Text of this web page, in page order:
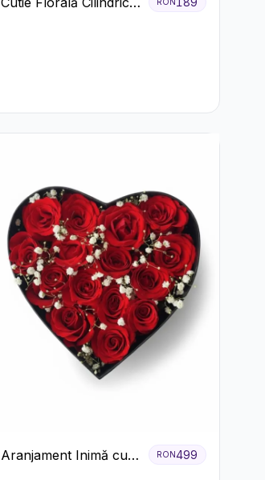
Aranjament Inimă cu
RON499